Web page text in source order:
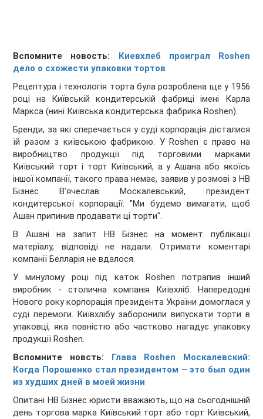
Вспомните новость: Киевхлеб проиграл Roshen
дело о схожести упаковки тортов
Рецептура і технологія торта була розроблена ще у 1956
році на Київській кондитерській фабриці імені Карла
Маркса (нині Київська кондитерська фабрика Roshen).
Бренди, за які сперечається у суді корпорація дісталися
їй разом з київською фабрикою. У Roshen є право на
виробництво продукції під торговими марками
Київський торт і торт Київський, а у Ашана або якоїсь
іншої компанії, такого права немає, заявив у розмові з НВ
Бізнес В'ячеслав Москалевський, президент
кондитерської корпорації: "Ми будемо вимагати, щоб
Ашан припинив продавати ці торти".
В Ашані на запит НВ Бізнес на момент публікації
матеріалу, відповіді не надали. Отримати коментарі
компанії Белларія не вдалося.
У минулому році під каток Roshen потрапив інший
виробник - столична компанія Київхліб. Напередодні
Нового року корпорація президента України домоглася у
суді перемоги. Київхлібу заборонили випускати торти в
упаковці, яка повністю або частково нагадує упаковку
продукції Roshen.
Вспомните новсть: Глава Roshen Москалевский:
Когда Порошенко стал президентом – это был один
из худших дней в моей жизни
Опитані НВ Бізнес юристи вважають, що на сьогоднішній
день торгова марка Київський торт або торт Київський,